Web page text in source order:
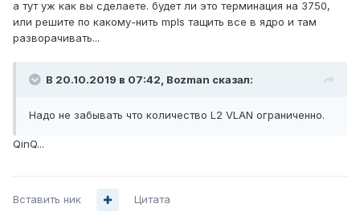
а тут уж как вы сделаете. будет ли это терминация на 3750,
или решите по какому-нить mpls тащить все в ядро и там
разворачивать...
В 20.10.2019 в 07:42, Bozman сказал:
Надо не забывать что количество L2 VLAN ограниченно.
QinQ...
Вставить ник Цитата